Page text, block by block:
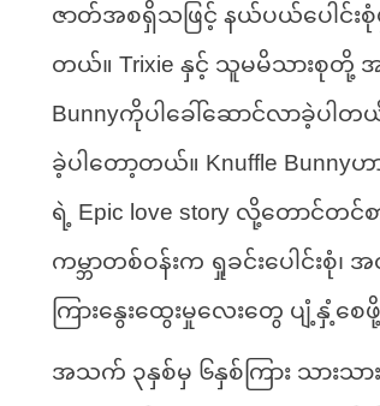
ဇာတ်အစရှိသဖြင့် နယ်ပယ်ပေါင်းစုံ
တယ်။ Trixie နှင့် သူမမိသားစုတို့
Bunnyကိုပါခေါ်ဆောင်လာခဲ့ပါ
ခဲ့ပါတော့တယ်။ Knuffle Bunnyဟာဆို
ရဲ့ Epic love story လို့တောင်တ
ကမ္ဘာတစ်ဝန်းက ရှုခင်းပေါင်း
ကြားနွေးထွေးမှုလေးတွေ ပျံ့နှံ့စ
အသက် ၃နှစ်မှ ၆နှစ်ကြား သားသ